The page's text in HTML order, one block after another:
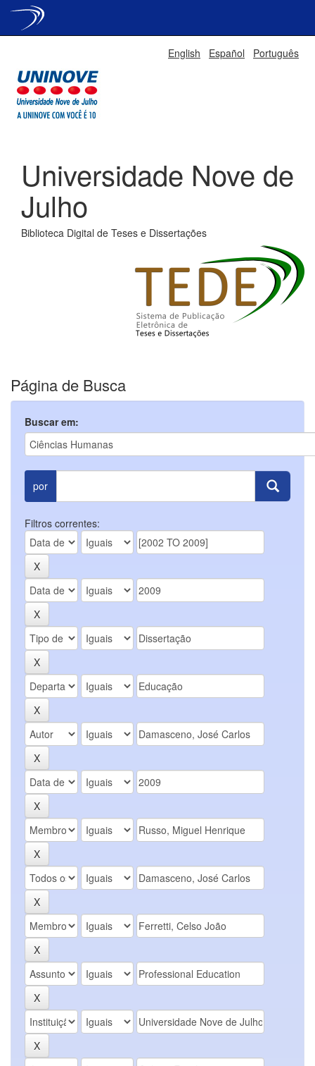
English Español Português
Universidade Nove de
Julho
Biblioteca Digital de Teses e Dissertações
Página de Busca
Buscar em:
por
Filtros correntes: